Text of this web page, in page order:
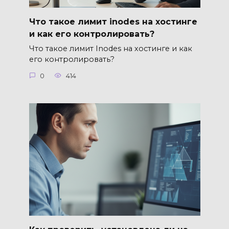
Что такое лимит inodes на хостинге
и как его контролировать?
Что такое лимит Inodes на хостинге и как
его контролировать?
0 414